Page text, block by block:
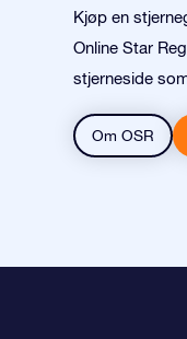
Kjøp en
Online Star
stjerneside
Om OSR